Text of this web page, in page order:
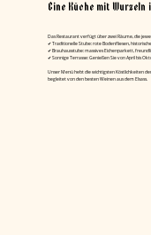
Eine Küche mit
Das Restaurant verfügt über zwei Räume, die
✔ Traditionelle Stube: rote Bodenfliesen,
✔ Brauhausstube: massives Eichenparkett,
✔ Sonnige Terrasse: Genießen Sie von April bis
Unser Menü hebt die wichtigsten Köstlichkeiten
begleitet von den besten Weinen aus dem Elsass.